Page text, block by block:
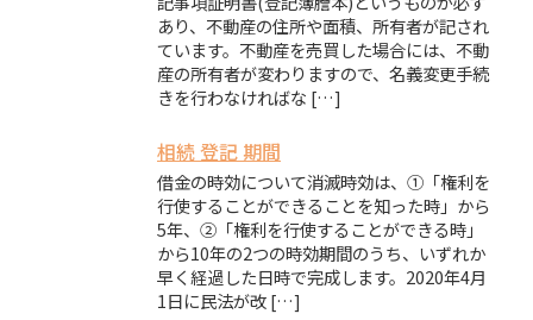
あり、不動産の住所や面積、所有者が記され
ています。不動産を売買した場合には、不動
産の所有者が変わりますので、名義変更手続
きを行わなければな […]
相続 登記 期間
借金の時効について消滅時効は、①「権利を
行使することができることを知った時」から
5年、②「権利を行使することができる時」
から10年の2つの時効期間のうち、いずれか
早く経過した日時で完成します。2020年4月
1日に民法が改 […]